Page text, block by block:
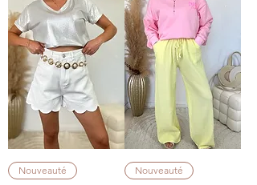
Nouveauté Nouveauté